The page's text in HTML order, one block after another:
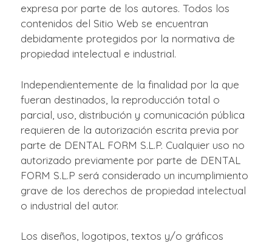
expresa por parte de los autores. Todos los
contenidos del Sitio Web se encuentran
debidamente protegidos por la normativa de
propiedad intelectual e industrial.
Independientemente de la finalidad por la que
fueran destinados, la reproducción total o
parcial, uso, distribución y comunicación pública
requieren de la autorización escrita previa por
parte de DENTAL FORM S.L.P. Cualquier uso no
autorizado previamente por parte de DENTAL
FORM S.L.P será considerado un incumplimiento
grave de los derechos de propiedad intelectual
o industrial del autor.
Los diseños, logotipos, textos y/o gráficos